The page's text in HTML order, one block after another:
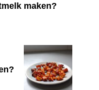
maken?